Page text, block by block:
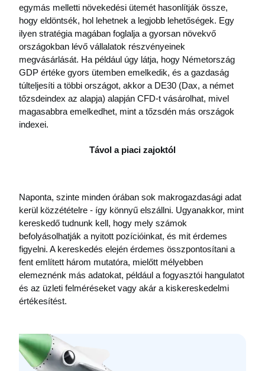
egymás melletti növekedési ütemét hasonlítják össze,
hogy eldöntsék, hol lehetnek a legjobb lehetőségek. Egy
ilyen stratégia magában foglalja a gyorsan növekvő
országokban lévő vállalatok részvényeinek
megvásárlását. Ha például úgy látja, hogy Németország
GDP értéke gyors ütemben emelkedik, és a gazdaság
túlteljesíti a többi országot, akkor a DE30 (Dax, a német
tőzsdeindex az alapja) alapján CFD-t vásárolhat, mivel
magasabbra emelkedhet, mint a tőzsdén más országok
indexei.
Távol a piaci zajoktól
Naponta, szinte minden órában sok makrogazdasági adat
kerül közzétételre - így könnyű elszállni. Ugyanakkor, mint
kereskedő tudnunk kell, hogy mely számok
befolyásolhatják a nyitott pozícióinkat, és mit érdemes
figyelni. A kereskedés elején érdemes összpontosítani a
fent említett három mutatóra, mielőtt mélyebben
elemeznénk más adatokat, például a fogyasztói hangulatot
és az üzleti felméréseket vagy akár a kiskereskedelmi
értékesítést.